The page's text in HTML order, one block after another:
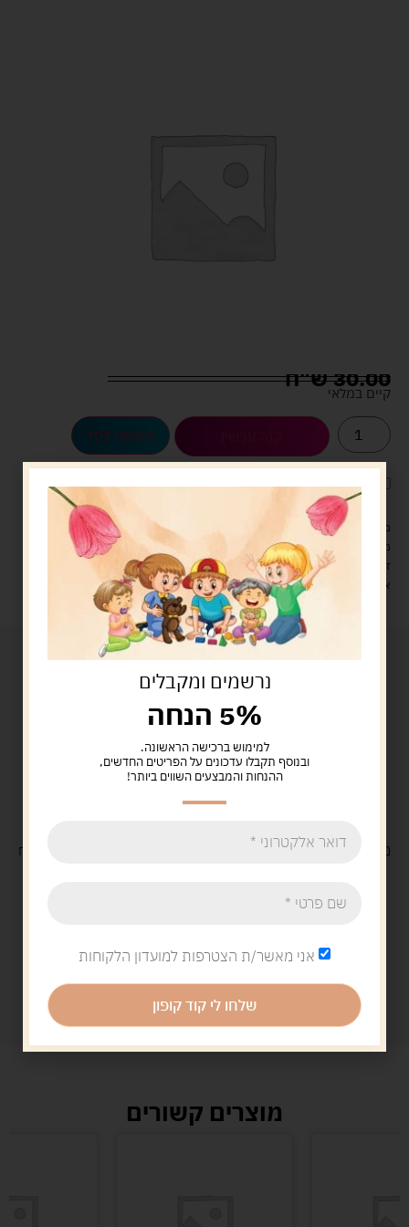
30.00ש"ח
קיים במלאי
הוספה לסל
לארוז את המוצר באריזת מתנה5.00 ש"ח ?
מעל 329 ש"ח, משלוח עם שליח עד הבית חינם! – 0 ₪
משלוח עם שליח עד הבית: 29 ש"ח
זמן אספקה: עד 4 ימי עסקים.
איסוף עצמי: מ"ביתר טויס" רחוב בניין דוד 18, ביתר עילית.
משלוח חינםבקנייה מעל 329 ש"ח
מוצרים קשורים
נרשמים ומקבלים
5% הנחה
למימוש ברכישה הראשונה.
ובנוסף תקבלו עדכונים על הפריטים החדשים,
ההנחות והמבצעים השווים ביותר!
אני מאשר/ת הצטרפות למועדון הלקוחות
שלחו לי קוד קופון